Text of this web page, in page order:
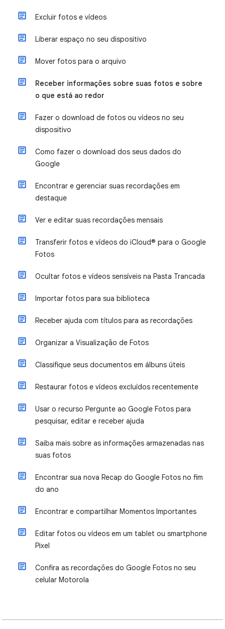
Excluir fotos e vídeos
Liberar espaço no seu dispositivo
Mover fotos para o arquivo
Receber informações sobre suas fotos e sobre
o que está ao redor
Fazer o download de fotos ou vídeos no seu
dispositivo
Como fazer o download dos seus dados do
Google
Encontrar e gerenciar suas recordações em
destaque
Ver e editar suas recordações mensais
Transferir fotos e vídeos do iCloud® para o Google
Fotos
Ocultar fotos e vídeos sensíveis na Pasta Trancada
Importar fotos para sua biblioteca
Receber ajuda com títulos para as recordações
Organizar a Visualização de Fotos
Classifique seus documentos em álbuns úteis
Restaurar fotos e vídeos excluídos recentemente
Usar o recurso Pergunte ao Google Fotos para
pesquisar, editar e receber ajuda
Saiba mais sobre as informações armazenadas nas
suas fotos
Encontrar sua nova Recap do Google Fotos no fim
do ano
Encontrar e compartilhar Momentos Importantes
Editar fotos ou vídeos em um tablet ou smartphone
Pixel
Confira as recordações do Google Fotos no seu
celular Motorola